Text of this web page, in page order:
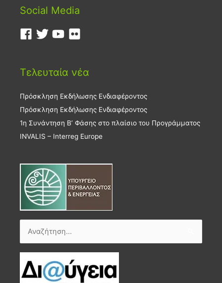
Social Media
Τελευταία νέα
Πρόσκληση Εκδήλωσης Ενδιαφέροντος
Πρόσκληση Εκδήλωσης Ενδιαφέροντος
1η Συνάντηση Β’ Φάσης στο πλαίσιο του Προγράμματος
INVALIS – Interreg Europe
Αναζήτηση